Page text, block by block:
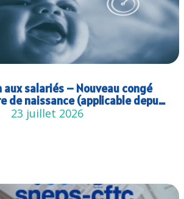
salariés – Nouveau congé
de naissance (applicable depuis
le 1er juillet 2026)
23 juillet 2026